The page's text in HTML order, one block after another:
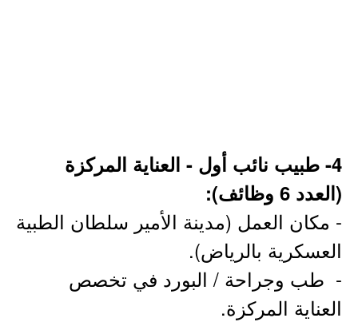
4- طبيب نائب أول - العناية المركزة
(العدد 6 وظائف):
- مكان العمل (مدينة الأمير سلطان الطبية
العسكرية بالرياض).
- طب وجراحة / البورد في تخصص
العناية المركزة.